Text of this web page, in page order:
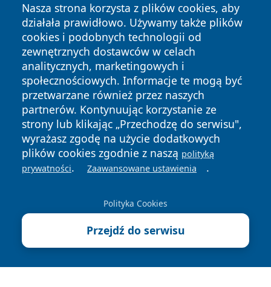
Nasza strona korzysta z plików cookies, aby
działała prawidłowo. Używamy także plików
cookies i podobnych technologii od
zewnętrznych dostawców w celach
analitycznych, marketingowych i
społecznościowych. Informacje te mogą być
przetwarzane również przez naszych
partnerów. Kontynuując korzystanie ze
strony lub klikając „Przechodzę do serwisu",
wyrażasz zgodę na użycie dodatkowych
plików cookies zgodnie z naszą polityką
prywatności. Zaawansowane ustawienia .
Polityka Cookies
Przejdź do serwisu
Copyright © 2026 reporter.nowy-targ.pl Wszystkie prawa
zastrzeżone.
News Autorzy
Polityka
Prywatności
Polityka
Cookies